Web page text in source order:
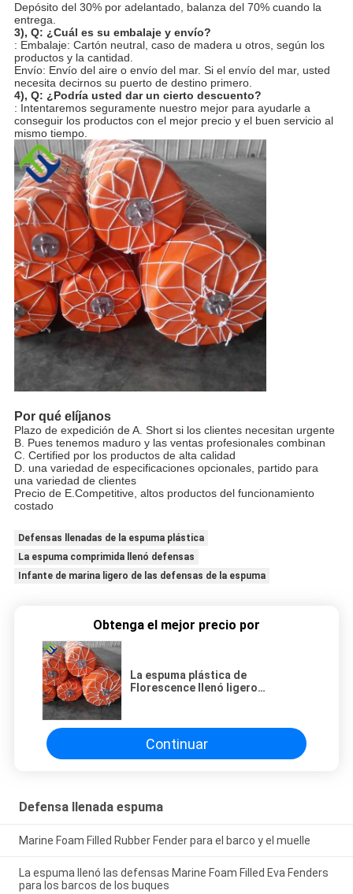
Depósito del 30% por adelantado, balanza del 70% cuando la
entrega.
3), Q: ¿Cuál es su embalaje y envío?
: Embalaje: Cartón neutral, caso de madera u otros, según los
productos y la cantidad.
Envío: Envío del aire o envío del mar. Si el envío del mar, usted
necesita decirnos su puerto de destino primero.
4), Q: ¿Podría usted dar un cierto descuento?
: Intentaremos seguramente nuestro mejor para ayudarle a
conseguir los productos con el mejor precio y el buen servicio al
mismo tiempo.
Por qué elíjanos
Plazo de expedición de A. Short si los clientes necesitan urgente
B. Pues tenemos maduro y las ventas profesionales combinan
C. Certified por los productos de alta calidad
D. una variedad de especificaciones opcionales, partido para
una variedad de clientes
Precio de E.Competitive, altos productos del funcionamiento
costado
Defensas llenadas de la espuma plástica
La espuma comprimida llenó defensas
Infante de marina ligero de las defensas de la espuma
Obtenga el mejor precio por
La espuma plástica de
Florescence llenó ligero
Continuar
Defensa llenada espuma
Marine Foam Filled Rubber Fender para el barco y el muelle
La espuma llenó las defensas Marine Foam Filled Eva Fenders
para los barcos de los buques